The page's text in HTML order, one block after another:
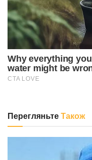
ПерегляньтеТакож